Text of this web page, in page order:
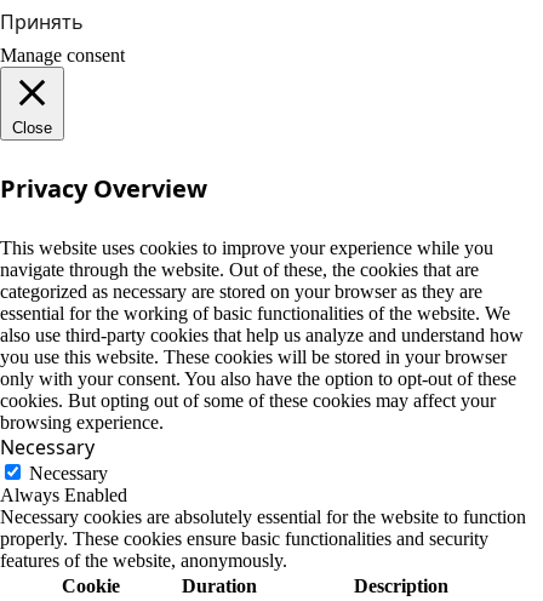
Принять
Manage consent
Close
Privacy Overview
This website uses cookies to improve your experience while you
navigate through the website. Out of these, the cookies that are
categorized as necessary are stored on your browser as they are
essential for the working of basic functionalities of the website. We
also use third-party cookies that help us analyze and understand how
you use this website. These cookies will be stored in your browser
only with your consent. You also have the option to opt-out of these
cookies. But opting out of some of these cookies may affect your
browsing experience.
Necessary
Necessary
Always Enabled
Necessary cookies are absolutely essential for the website to function
properly. These cookies ensure basic functionalities and security
features of the website, anonymously.
Cookie
Duration Description